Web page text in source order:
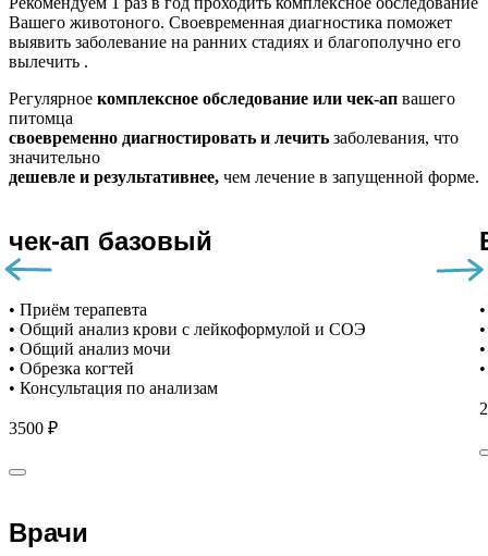
Вашего животоного. Своевременная диагностика поможет
выявить заболевание на ранних стадиях и благополучно его
вылечить .
Регулярное комплексное обследование или чек-ап вашего
питомца
своевременно диагностировать и лечить заболевания, что
значительно
дешевле и результативнее, чем лечение в запущенной форме.
чек-ап базовый
• Приём терапевта
• Общий анализ крови с лейкоформулой и СОЭ
• Общий анализ мочи
• Обрезка когтей
• Консультация по анализам
3500 ₽
Врачи